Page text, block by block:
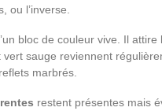
ou l’inverse.
bloc de couleur vive. Il
sauge reviennent
marbrés.
restent présentes mais